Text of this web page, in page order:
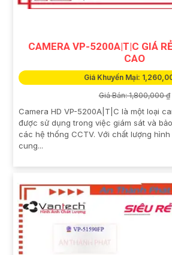
CAMERA VP-5200A|T|C GIÁ
CAO
Giá Khuyến Mại:
Giá Bán: 1,800,000 ₫
Camera HD VP-5200A|T|C là một loại
được sử dụng trong việc giám sát và
các hệ thống CCTV. Với chất lượng
cung...